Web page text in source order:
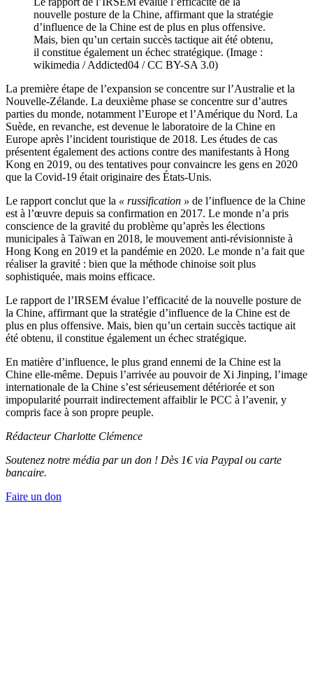
nouvelle posture de la Chine, affirmant que la stratégie
d’influence de la Chine est de plus en plus offensive.
Mais, bien qu’un certain succès tactique ait été obtenu,
il constitue également un échec stratégique. (Image :
wikimedia / Addicted04 / CC BY-SA 3.0)
La première étape de l’expansion se concentre sur l’Australie et la
Nouvelle-Zélande. La deuxième phase se concentre sur d’autres
parties du monde, notamment l’Europe et l’Amérique du Nord. La
Suède, en revanche, est devenue le laboratoire de la Chine en
Europe après l’incident touristique de 2018. Les études de cas
présentent également des actions contre des manifestants à Hong
Kong en 2019, ou des tentatives pour convaincre les gens en 2020
que la Covid-19 était originaire des États-Unis.
Le rapport conclut que la « russification » de l’influence de la Chine
est à l’œuvre depuis sa confirmation en 2017. Le monde n’a pris
conscience de la gravité du problème qu’après les élections
municipales à Taïwan en 2018, le mouvement anti-révisionniste à
Hong Kong en 2019 et la pandémie en 2020. Le monde n’a fait que
réaliser la gravité : bien que la méthode chinoise soit plus
sophistiquée, mais moins efficace.
Le rapport de l’IRSEM évalue l’efficacité de la nouvelle posture de
la Chine, affirmant que la stratégie d’influence de la Chine est de
plus en plus offensive. Mais, bien qu’un certain succès tactique ait
été obtenu, il constitue également un échec stratégique.
En matière d’influence, le plus grand ennemi de la Chine est la
Chine elle-même. Depuis l’arrivée au pouvoir de Xi Jinping, l’image
internationale de la Chine s’est sérieusement détériorée et son
impopularité pourrait indirectement affaiblir le PCC à l’avenir, y
compris face à son propre peuple.
Rédacteur Charlotte Clémence
Soutenez notre média par un don ! Dès 1€ via Paypal ou carte
bancaire.
Faire un don